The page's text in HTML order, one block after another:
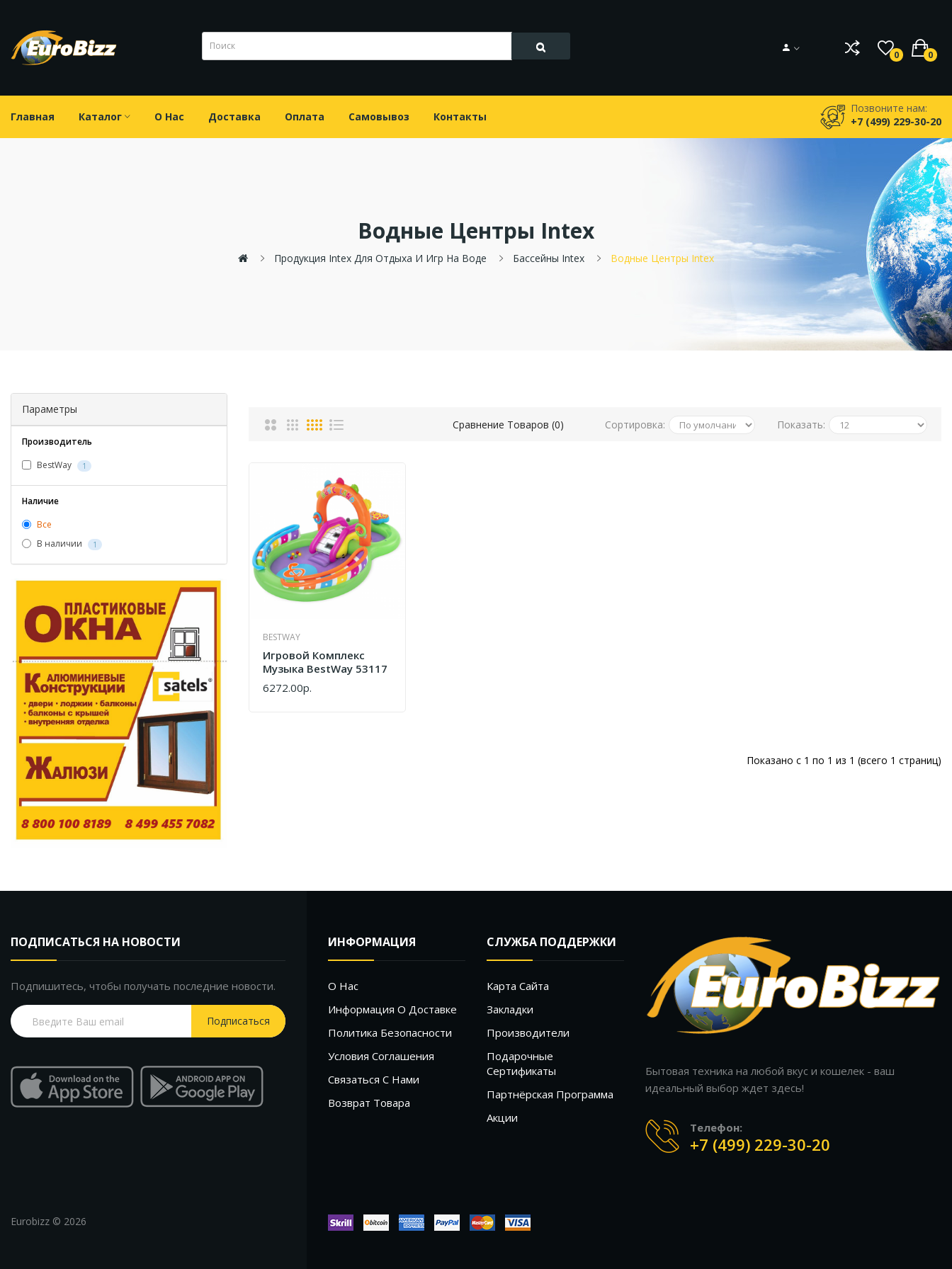
0 0
Главная Каталог О Нас Доставка Оплата Самовывоз Контакты
Позвоните нам:
+7 (499) 229-30-20
Водные Центры Intex
Продукция Intex Для Отдыха И Игр На Воде Бассейны Intex Водные Центры Intex
Параметры
Производитель
BestWay
1
Наличие
Все
В наличии
1
Сравнение Товаров (0) Сортировка: Показать:
BESTWAY
Игровой Комплекс
Музыка BestWay 53117
6272.00р.
КУПИТЬ
Показано с 1 по 1 из 1 (всего 1 страниц)
ПОДПИСАТЬСЯ НА НОВОСТИ
Подпишитесь, чтобы получать последние новости.
Подписаться
ИНФОРМАЦИЯ
О Нас
Информация О Доставке
Политика Безопасности
Условия Соглашения
Связаться С Нами
Возврат Товара
СЛУЖБА ПОДДЕРЖКИ
Карта Сайта
Закладки
Производители
Подарочные
Сертификаты
Партнёрская Программа
Акции
Бытовая техника на любой вкус и кошелек - ваш
идеальный выбор ждет здесь!
Телефон:
+7 (499) 229-30-20
Eurobizz © 2026